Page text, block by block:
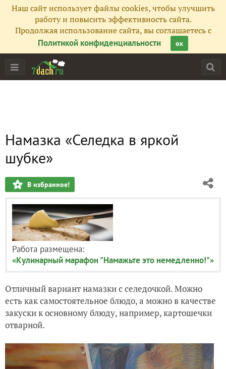
Наш сайт использует файлы cookies, чтобы улучшить
работу и повысить эффективность сайта.
Продолжая использование сайта, вы соглашаетесь с
Политикой конфиденциальности
ок
Намазка «Селедка в яркой
шубке»
В избранное!
Работа размещена:
«Кулинарный марафон "Намажьте это немедленно!"»
Отличный вариант намазки с селедочкой. Можно
есть как самостоятельное блюдо, а можно в качестве
закуски к основному блюду, например, картошечки
отварной.